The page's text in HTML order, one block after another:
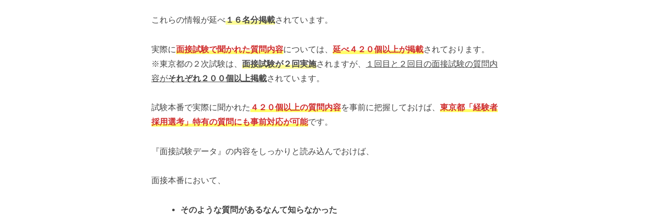
これらの情報が延べ１６名分掲載されています。
実際に面接試験で聞かれた質問内容については、 延べ４２０個以上が掲載されております。
※東京都の２次試験は、 面接試験が２回実施されますが、
１回目と２回目の面接試験の質問内
容がそれぞれ２００個以上掲載されています。
試験本番で実際に聞かれた４２０個以上の質問内容を事前に把握しておけば、 東京都「経験者
採用選考」特有の質問にも事前対応が可能です。
『面接試験データ』の内容をしっかりと読み込んでおけば、
面接本番において、
そのような質問があるなんて知らなかった